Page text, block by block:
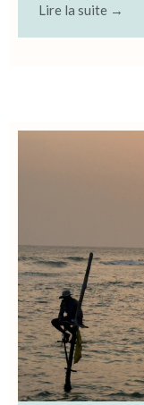
Lire la suite →